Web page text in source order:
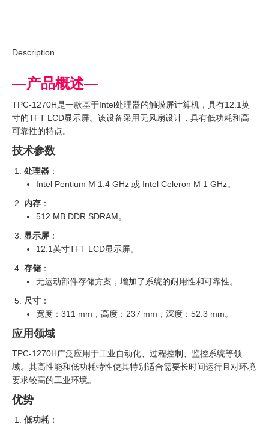
Description
—产品概述—
TPC-1270H是一款基于Intel处理器的触摸屏计算机，具有12.1英
寸的TFT LCD显示屏。该设备采用无风扇设计，具有低功耗和高
可靠性的特点。
技术参数
处理器 ：
Intel Pentium M 1.4 GHz 或 Intel Celeron M 1 GHz。
内存 ：
512 MB DDR SDRAM。
显示屏 ：
12.1英寸TFT LCD显示屏。
存储 ：
无运动部件存储方案，增加了系统的耐用性和可靠性。
尺寸 ：
宽度：311 mm，高度：237 mm，深度：52.3 mm。
应用领域
TPC-1270H广泛应用于工业自动化、过程控制、监控系统等领
域。其高性能和低功耗特性使其特别适合需要长时间运行且对环境
要求较高的工业环境。
优势
低功耗 ：